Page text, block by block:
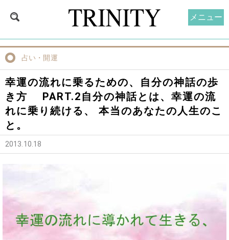
占い・開運
幸運の流れに乗るための、自分の神話の歩
き方 PART.2自分の神話とは、幸運の流
れに乗り続ける、 本当のあなたの人生のこ
と。
2013.10.18
メニュー